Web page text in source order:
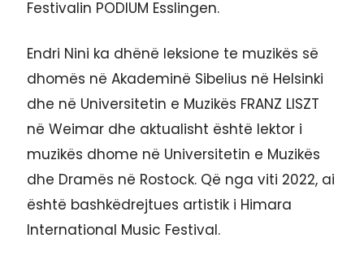
Festivalin PODIUM Esslingen.
Endri Nini ka dhënë leksione te muzikës së
dhomës në Akademinë Sibelius në Helsinki
dhe në Universitetin e Muzikës FRANZ LISZT
në Weimar dhe aktualisht është lektor i
muzikës dhome në Universitetin e Muzikës
dhe Dramës në Rostock. Që nga viti 2022, ai
është bashkëdrejtues artistik i Himara
International Music Festival.